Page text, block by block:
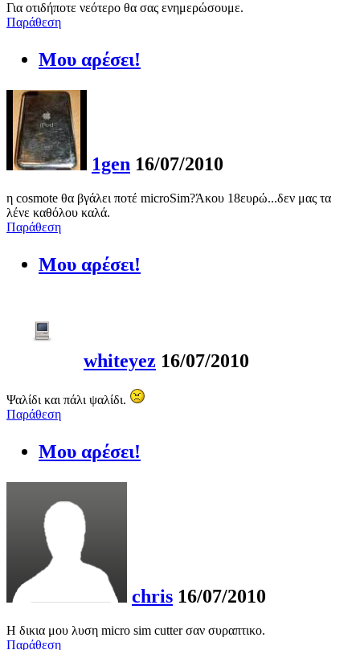
Για οτιδήποτε νεότερο θα σας ενημερώσουμε.
Παράθεση
Μου αρέσει!
1gen 16/07/2010
η cosmote θα βγάλει ποτέ microSim?Άκου 18ευρώ...δεν μας τα
λένε καθόλου καλά.
Παράθεση
Μου αρέσει!
whiteyez 16/07/2010
Ψαλίδι και πάλι ψαλίδι.
Παράθεση
Μου αρέσει!
chris 16/07/2010
Η δικια μου λυση micro sim cutter σαν συραπτικο.
Παράθεση